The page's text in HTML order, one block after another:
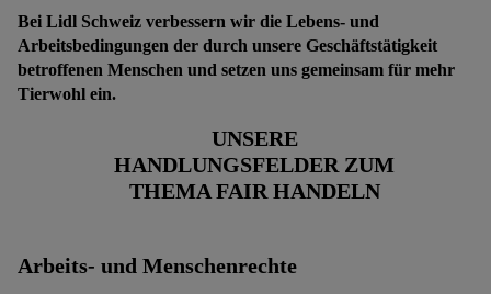
Bei Lidl Schweiz verbessern wir die Lebens- und
Arbeitsbedingungen der durch unsere Geschäftstätigkeit
betroffenen Menschen und setzen uns gemeinsam für mehr
Tierwohl ein.
UNSERE
HANDLUNGSFELDER ZUM
THEMA FAIR HANDELN
Arbeits- und Menschenrechte